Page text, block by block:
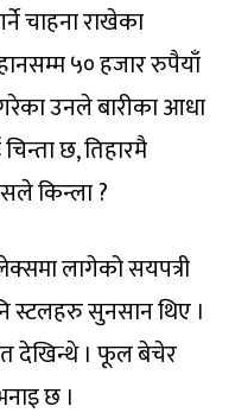
चाहना राखेका
५० हजार रुपैयाँ
उनले बारीका आधा
छ, तिहारमै
किन्ला ?
लागेको सयपत्री
स्टलहरु सुनसान थिए ।
देखिन्थे । फूल बेचेर
छ ।